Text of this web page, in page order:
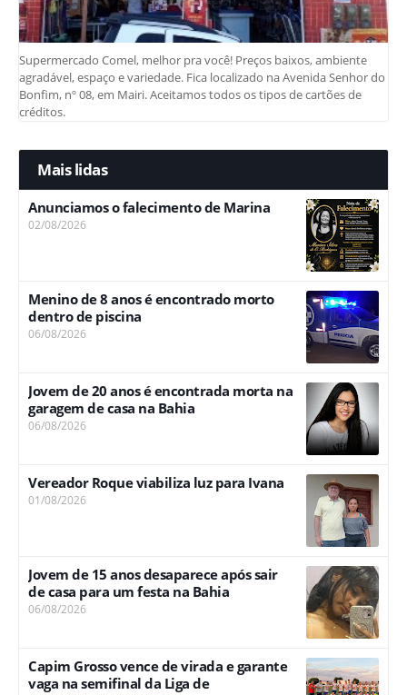
Supermercado Comel, melhor pra você! Preços baixos, ambiente
agradável, espaço e variedade. Fica localizado na Avenida Senhor do
Bonfim, nº 08, em Mairi. Aceitamos todos os tipos de cartões de
créditos.
Mais lidas
Anunciamos o falecimento de Marina
02/08/2026
Menino de 8 anos é encontrado morto
dentro de piscina
06/08/2026
Jovem de 20 anos é encontrada morta na
garagem de casa na Bahia
06/08/2026
Vereador Roque viabiliza luz para Ivana
01/08/2026
Jovem de 15 anos desaparece após sair
de casa para um festa na Bahia
06/08/2026
Capim Grosso vence de virada e garante
vaga na semifinal da Liga de